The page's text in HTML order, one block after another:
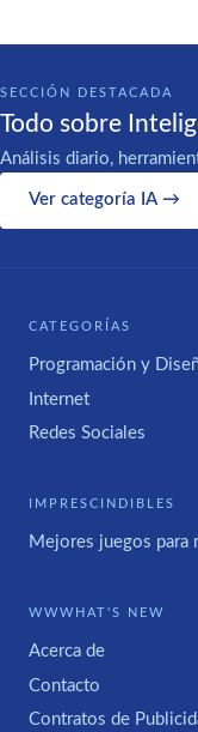
SECCIÓN DESTACADA
Todo sobre
Análisis diario,
Ver categoría IA →
CATEGORÍAS
Programación y
Internet
Redes Sociales
IMPRESCINDIBLES
Mejores juegos para
WWWHAT'S NEW
Acerca de
Contacto
Contratos de